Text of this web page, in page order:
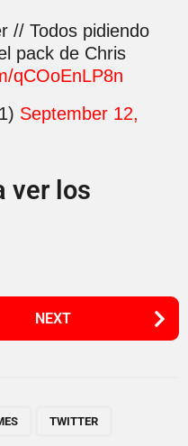
// Todos pidiendo
pack de Chris
qCOoEnLP8n
September 12,
ver los
NEXT
TWITTER